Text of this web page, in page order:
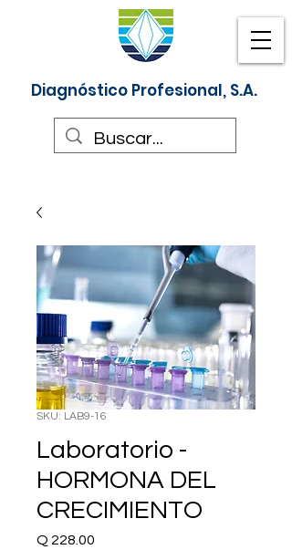
Diagnóstico Profesional, S.A.
SKU: LAB9-16
Laboratorio -
HORMONA DEL
CRECIMIENTO
Q 228.00